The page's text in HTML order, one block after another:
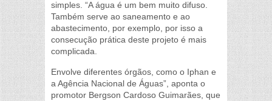
simples. “A água é um bem muito difuso.
Também serve ao saneamento e ao
abastecimento, por exemplo, por isso a
consecução prática deste projeto é mais
complicada.
Envolve diferentes órgãos, como o Iphan e
a Agência Nacional de Águas”, aponta o
promotor Bergson Cardoso Guimarães, que